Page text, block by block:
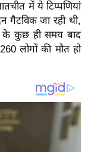
में ये टिप्पणियां
गैटविक जा रही थी,
के कुछ ही समय बाद
लोगों की मौत हो